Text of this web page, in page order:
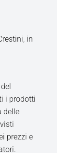
in
i prodotti
delle
prezzi e